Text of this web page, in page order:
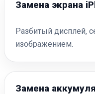
Замена экрана
Разбитый дисплей,
изображением.
Замена